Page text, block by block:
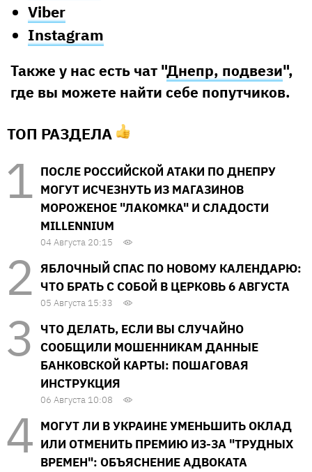
Viber
Instagram
Также у нас есть чат "Днепр, подвези",
где вы можете найти себе попутчиков.
ТОП РАЗДЕЛА
ПОСЛЕ РОССИЙСКОЙ АТАКИ ПО ДНЕПРУ
МОГУТ ИСЧЕЗНУТЬ ИЗ МАГАЗИНОВ
МОРОЖЕНОЕ "ЛАКОМКА" И СЛАДОСТИ
MILLENNIUM
04 Августа 20:15
ЯБЛОЧНЫЙ СПАС ПО НОВОМУ КАЛЕНДАРЮ:
ЧТО БРАТЬ С СОБОЙ В ЦЕРКОВЬ 6 АВГУСТА
05 Августа 15:33
ЧТО ДЕЛАТЬ, ЕСЛИ ВЫ СЛУЧАЙНО
СООБЩИЛИ МОШЕННИКАМ ДАННЫЕ
БАНКОВСКОЙ КАРТЫ: ПОШАГОВАЯ
ИНСТРУКЦИЯ
06 Августа 10:08
МОГУТ ЛИ В УКРАИНЕ УМЕНЬШИТЬ ОКЛАД
ИЛИ ОТМЕНИТЬ ПРЕМИЮ ИЗ-ЗА "ТРУДНЫХ
ВРЕМЕН": ОБЪЯСНЕНИЕ АДВОКАТА